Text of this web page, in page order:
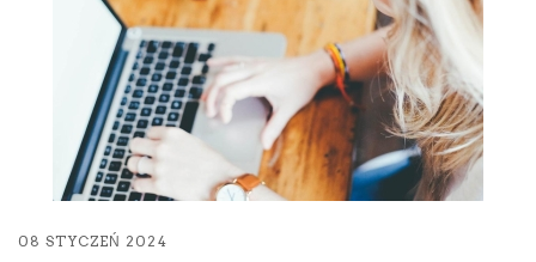
08 STYCZEŃ 2024